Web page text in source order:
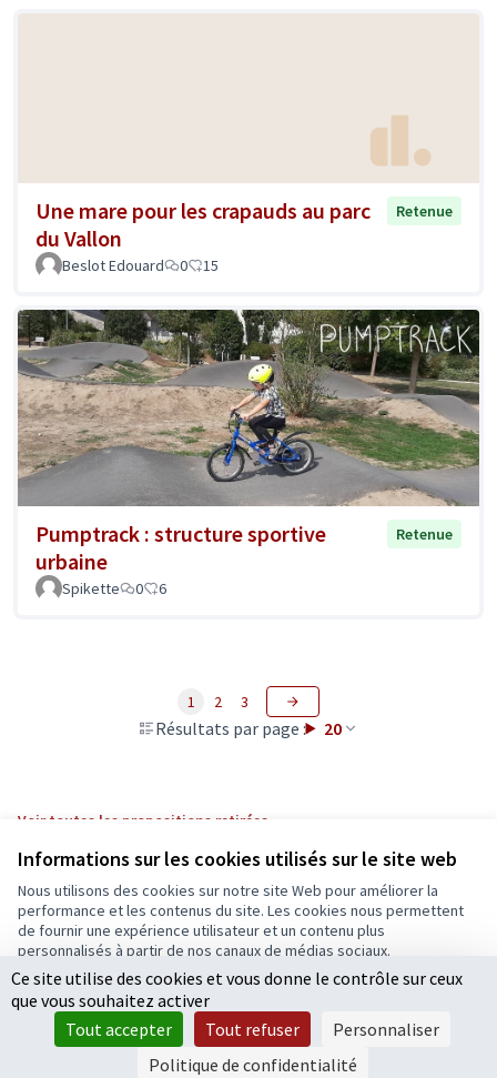
Informations sur les cookies utilisés sur le site web
Nous utilisons des cookies sur notre site Web pour améliorer la
performance et les contenus du site. Les cookies nous permettent
de fournir une expérience utilisateur et un contenu plus
personnalisés à partir de nos canaux de médias sociaux.
Tout accepter
Accepter seulement les cookies essentiels
Paramètres
Une mare pour les crapauds au parc
du Vallon
Retenue
Beslot Edouard 0 15
Pumptrack : structure sportive
urbaine
Retenue
Spikette 0 6
Résultats par page : 20
1 2 3
Voir toutes les propositions retirées
Conditions d'utilisation
Paramètres des cookies
Ecrivons Angers sur X
(Lien externe)
Ecrivons Angers sur Facebook
(Lien externe)
logiciel libre Decidim .
Licence
(Lien
Ce site utilise des cookies et vous donne le contrôle sur ceux
que vous souhaitez activer
Tout accepter
Tout refuser
Personnaliser
Politique de confidentialité